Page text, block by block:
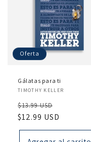
Oferta
Gálatas para ti
Proveedor:
TIMOTHY KELLER
Precio
habitual
$13.99 USD
de
oferta
$12.99 USD